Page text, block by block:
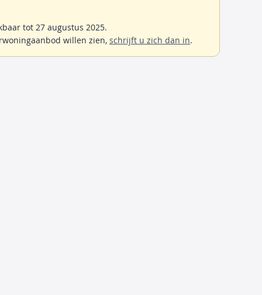
tot 27 augustus 2025.
willen zien, schrijft u zich dan in.